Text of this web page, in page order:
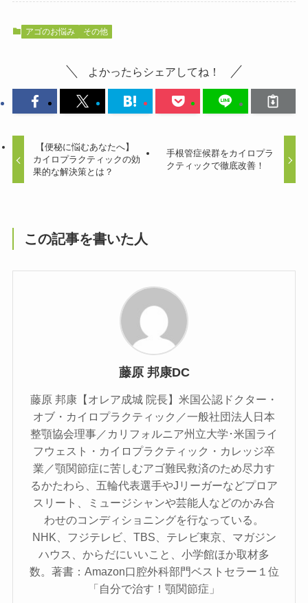
アゴのお悩み その他
よかったらシェアしてね！
【便秘に悩むあなたへ】
カイロプラクティックの効
果的な解決策とは？
手根管症候群をカイロプラ
クティックで徹底改善！
この記事を書いた人
藤原 邦康DC
藤原 邦康【オレア成城 院長】米国公認ドクター・
オブ・カイロプラクティック／一般社団法人日本
整顎協会理事／カリフォルニア州立大学･米国ライ
フウェスト・カイロプラクティック・カレッジ卒
業／顎関節症に苦しむアゴ難民救済のため尽力す
るかたわら、五輪代表選手やJリーガーなどプロア
スリート、ミュージシャンや芸能人などのかみ合
わせのコンディショニングを行なっている。
NHK、フジテレビ、TBS、テレビ東京、マガジン
ハウス、からだにいいこと、小学館ほか取材多
数。著書：Amazon口腔外科部門ベストセラー１位
「自分で治す！顎関節症」